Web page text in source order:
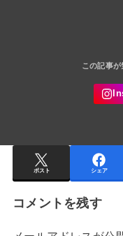
ポスト シェア
コメントを残す